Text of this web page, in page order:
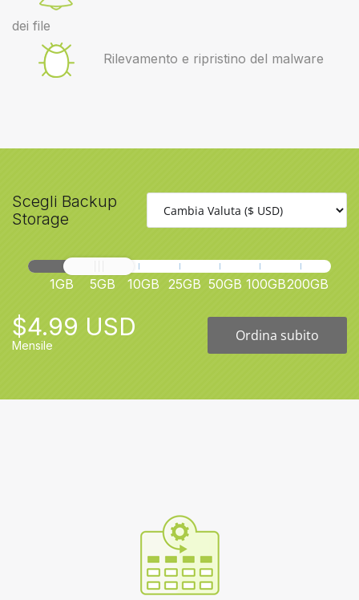
dei file
Rilevamento e ripristino del malware
Scegli Backup
Storage
1GB 5GB 10GB 25GB 50GB 100GB200GB
$4.99 USD
Mensile
Ordina subito